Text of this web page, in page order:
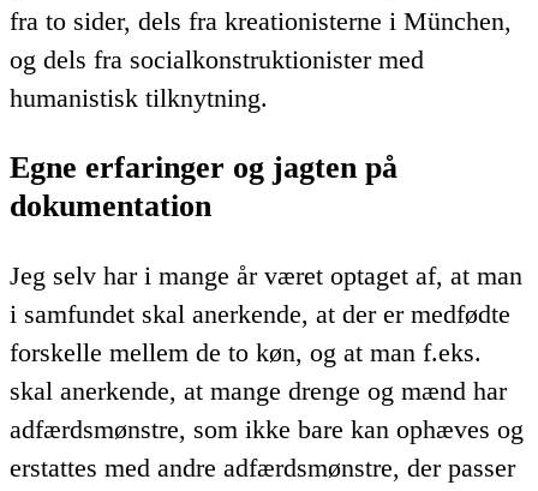
fra to sider, dels fra kreationisterne i München,
og dels fra socialkonstruktionister med
humanistisk tilknytning.
Egne erfaringer og jagten på
dokumentation
Jeg selv har i mange år været optaget af, at man
i samfundet skal anerkende, at der er medfødte
forskelle mellem de to køn, og at man f.eks.
skal anerkende, at mange drenge og mænd har
adfærdsmønstre, som ikke bare kan ophæves og
erstattes med andre adfærdsmønstre, der passer